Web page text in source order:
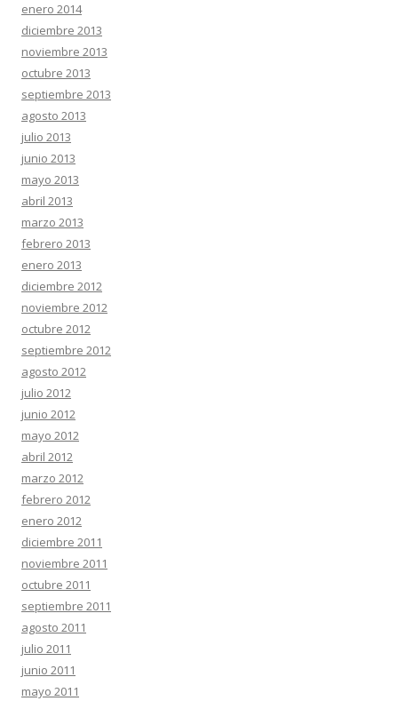
enero 2014
diciembre 2013
noviembre 2013
octubre 2013
septiembre 2013
agosto 2013
julio 2013
junio 2013
mayo 2013
abril 2013
marzo 2013
febrero 2013
enero 2013
diciembre 2012
noviembre 2012
octubre 2012
septiembre 2012
agosto 2012
julio 2012
junio 2012
mayo 2012
abril 2012
marzo 2012
febrero 2012
enero 2012
diciembre 2011
noviembre 2011
octubre 2011
septiembre 2011
agosto 2011
julio 2011
junio 2011
mayo 2011